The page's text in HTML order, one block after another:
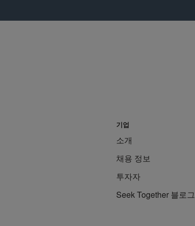
기업
소개
채용 정보
투자자
Seek Together 블로그